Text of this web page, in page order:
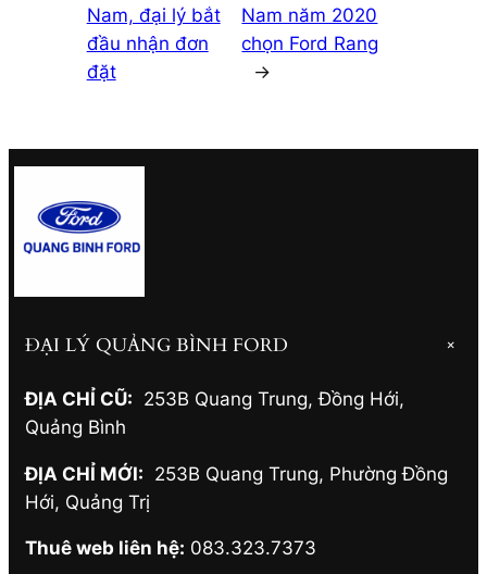
Nam, đại lý bắt
đầu nhận đơn
đặt
Nam năm 2020
chọn Ford Rang
→
ĐẠI LÝ QUẢNG BÌNH FORD +
ĐỊA CHỈ CŨ: 253B Quang Trung, Đồng Hới,
Quảng Bình
ĐỊA CHỈ MỚI: 253B Quang Trung, Phường Đồng
Hới, Quảng Trị
Thuê web liên hệ: 083.323.7373